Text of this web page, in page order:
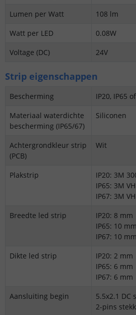
Lumen per Watt
108 lm
Watt per LED
0.08W
Voltage (DC)
24V
Strip eigenschappen
Bescherming
IP20, IP65
Materiaal waterdichte
bescherming (IP65/67)
Siliconen
Achtergrondkleur strip
(PCB)
Wit
Plakstrip
IP20: 3M
IP65: 3M
IP67: 3M
Breedte led strip
IP20: 8 mm
IP65: 10 mm
IP67: 10 mm
Dikte led strip
IP20: 2 mm
IP65: 6 mm
IP67: 6 mm
Aansluiting begin
5.5x2.1 DC
2-pins